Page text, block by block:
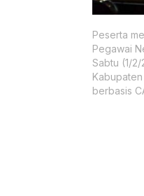
Peserta
Pegawai
Sabtu (1/
berbasis